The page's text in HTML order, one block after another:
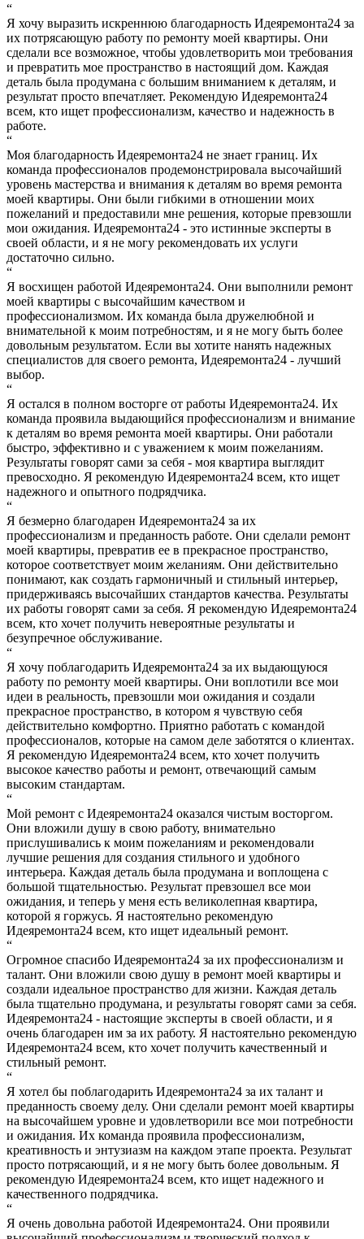
“
Я хочу выразить искреннюю благодарность Идеяремонта24 за
их потрясающую работу по ремонту моей квартиры. Они
сделали все возможное, чтобы удовлетворить мои требования
и превратить мое пространство в настоящий дом. Каждая
деталь была продумана с большим вниманием к деталям, и
результат просто впечатляет. Рекомендую Идеяремонта24
всем, кто ищет профессионализм, качество и надежность в
работе.
“
Моя благодарность Идеяремонта24 не знает границ. Их
команда профессионалов продемонстрировала высочайший
уровень мастерства и внимания к деталям во время ремонта
моей квартиры. Они были гибкими в отношении моих
пожеланий и предоставили мне решения, которые превзошли
мои ожидания. Идеяремонта24 - это истинные эксперты в
своей области, и я не могу рекомендовать их услуги
достаточно сильно.
“
Я восхищен работой Идеяремонта24. Они выполнили ремонт
моей квартиры с высочайшим качеством и
профессионализмом. Их команда была дружелюбной и
внимательной к моим потребностям, и я не могу быть более
довольным результатом. Если вы хотите нанять надежных
специалистов для своего ремонта, Идеяремонта24 - лучший
выбор.
“
Я остался в полном восторге от работы Идеяремонта24. Их
команда проявила выдающийся профессионализм и внимание
к деталям во время ремонта моей квартиры. Они работали
быстро, эффективно и с уважением к моим пожеланиям.
Результаты говорят сами за себя - моя квартира выглядит
превосходно. Я рекомендую Идеяремонта24 всем, кто ищет
надежного и опытного подрядчика.
“
Я безмерно благодарен Идеяремонта24 за их
профессионализм и преданность работе. Они сделали ремонт
моей квартиры, превратив ее в прекрасное пространство,
которое соответствует моим желаниям. Они действительно
понимают, как создать гармоничный и стильный интерьер,
придерживаясь высочайших стандартов качества. Результаты
их работы говорят сами за себя. Я рекомендую Идеяремонта24
всем, кто хочет получить невероятные результаты и
безупречное обслуживание.
“
Я хочу поблагодарить Идеяремонта24 за их выдающуюся
работу по ремонту моей квартиры. Они воплотили все мои
идеи в реальность, превзошли мои ожидания и создали
прекрасное пространство, в котором я чувствую себя
действительно комфортно. Приятно работать с командой
профессионалов, которые на самом деле заботятся о клиентах.
Я рекомендую Идеяремонта24 всем, кто хочет получить
высокое качество работы и ремонт, отвечающий самым
высоким стандартам.
“
Мой ремонт с Идеяремонта24 оказался чистым восторгом.
Они вложили душу в свою работу, внимательно
прислушивались к моим пожеланиям и рекомендовали
лучшие решения для создания стильного и удобного
интерьера. Каждая деталь была продумана и воплощена с
большой тщательностью. Результат превзошел все мои
ожидания, и теперь у меня есть великолепная квартира,
которой я горжусь. Я настоятельно рекомендую
Идеяремонта24 всем, кто ищет идеальный ремонт.
“
Огромное спасибо Идеяремонта24 за их профессионализм и
талант. Они вложили свою душу в ремонт моей квартиры и
создали идеальное пространство для жизни. Каждая деталь
была тщательно продумана, и результаты говорят сами за себя.
Идеяремонта24 - настоящие эксперты в своей области, и я
очень благодарен им за их работу. Я настоятельно рекомендую
Идеяремонта24 всем, кто хочет получить качественный и
стильный ремонт.
“
Я хотел бы поблагодарить Идеяремонта24 за их талант и
преданность своему делу. Они сделали ремонт моей квартиры
на высочайшем уровне и удовлетворили все мои потребности
и ожидания. Их команда проявила профессионализм,
креативность и энтузиазм на каждом этапе проекта. Результат
просто потрясающий, и я не могу быть более довольным. Я
рекомендую Идеяремонта24 всем, кто ищет надежного и
качественного подрядчика.
“
Я очень довольна работой Идеяремонта24. Они проявили